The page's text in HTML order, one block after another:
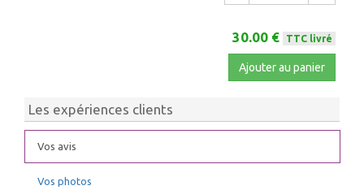
30.00 € TTC livré
Ajouter au panier
Les expériences clients
Vos avis
Vos photos